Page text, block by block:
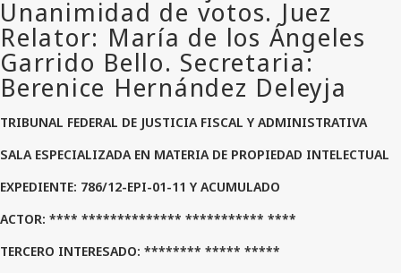
TRIBUNAL FEDERAL DE JUSTICIA FISCAL Y ADMINISTRATIVA
SALA ESPECIALIZADA EN MATERIA DE PROPIEDAD INTELECTUAL
EXPEDIENTE: 786/12-EPI-01-11 Y ACUMULADO
ACTOR: **** ************** *********** ****
TERCERO INTERESADO: ******** ***** *****